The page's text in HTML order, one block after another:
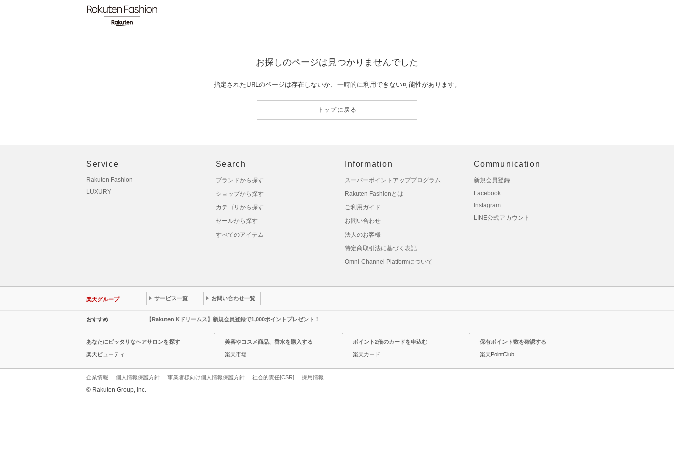
お探しのページは見つかりませんでした
指定されたURLのページは存在しないか、一時的に利用できない可能性があります。
トップに戻る
Service
Rakuten Fashion
LUXURY
Search
ブランドから探す
ショップから探す
カテゴリから探す
セールから探す
すべてのアイテム
Information
スーパーポイントアッププログラム
Rakuten Fashionとは
ご利用ガイド
お問い合わせ
法人のお客様
特定商取引法に基づく表記
Omni-Channel Platformについて
Communication
新規会員登録
Facebook
Instagram
LINE公式アカウント
楽天グループ サービス一覧 お問い合わせ一覧
おすすめ 【Rakuten Kドリームス】新規会員登録で1,000ポイントプレゼント！
あなたにピッタリなヘアサロンを探す
楽天ビューティ
美容やコスメ商品、香水を購入する
楽天市場
ポイント2倍のカードを申込む
楽天カード
保有ポイント数を確認する
楽天PointClub
企業情報 個人情報保護方針 事業者様向け個人情報保護方針 社会的責任[CSR] 採用情報
© Rakuten Group, Inc.